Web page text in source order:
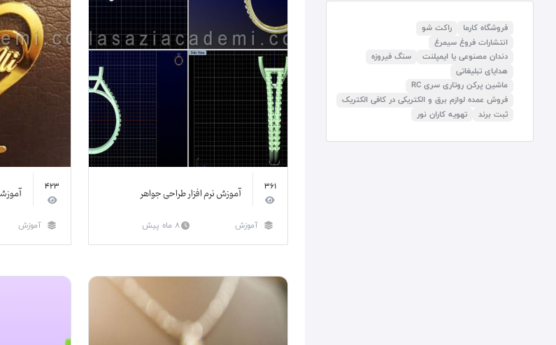
فروشگاه کارما
راکت شو
انتشارات فروغ سیمرغ
دندان مصنوعی یا ایمپلنت
سنگ فیروزه
هدایای تبلیغاتی
ماشین پرکن روتاری سری RC
فروش عمده لوازم برق و الکتریکی در کافی الکتریک
ثبت برند
تهویه کاران نور
361 آموزش نرم افزار طراحی جواهر
آموزش 8 ماه پیش
423
آموزش